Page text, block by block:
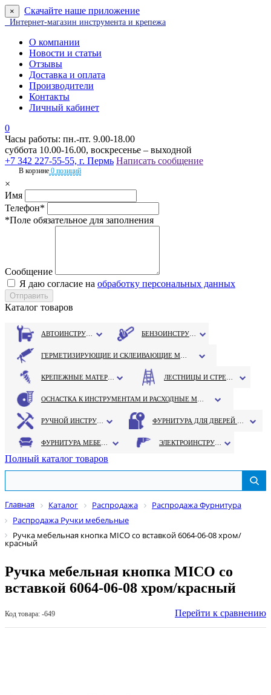
× Скачайте наше приложение
Интернет-магазин инструмента и крепежа
О компании
Новости и статьи
Отзывы
Доставка и оплата
Производители
Контакты
Личный кабинет
0
Часы работы: пн.-пт. 9.00-18.00
суббота 10.00-16.00, воскресенье – выходной
+7 342 227-55-55, г. Пермь Написать сообщение
В корзине 0 позиций
×
Имя
Телефон*
*Поле обязательное для заполнения
Сообщение
Я даю согласие на обработку персональных данных
Каталог товаров
Полный каталог товаров
Главная Каталог Распродажа
Распродажа Фурнитура
Распродажа Ручки мебельные
Ручка мебельная кнопка MICO со вставкой 6064-06-08 хром/
красный
Ручка мебельная кнопка MICO со
вставкой 6064-06-08 хром/красный
Код товара: -649 Перейти к сравнению